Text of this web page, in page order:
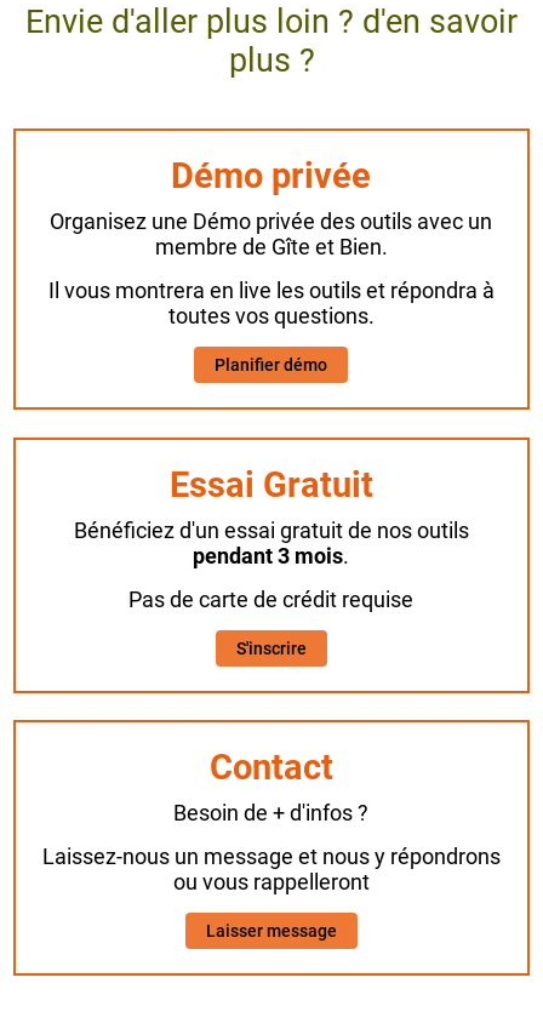
Envie d'aller plus loin ? d'en savoir
plus ?
Démo privée
Organisez une Démo privée des outils avec un
membre de Gîte et Bien.
Il vous montrera en live les outils et répondra à
toutes vos questions.
Planifier démo
Essai Gratuit
Bénéficiez d'un essai gratuit de nos outils
pendant 3 mois.
Pas de carte de crédit requise
S'inscrire
Contact
Besoin de + d'infos ?
Laissez-nous un message et nous y répondrons
ou vous rappelleront
Laisser message